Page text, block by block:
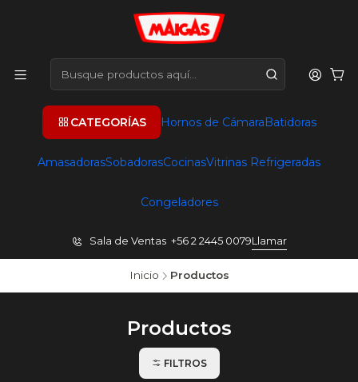
CATEGORÍAS Hornos de CámaraBatidoras
AmasadorasSobadorasCocinasVitrinas Refrigeradas
Congeladores
Sala de Ventas +56 2 2445 0079Llamar
Inicio Productos
Productos
FILTROS